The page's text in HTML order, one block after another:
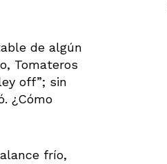
de algún
Tomateros
off”; sin
¿Cómo
frío,